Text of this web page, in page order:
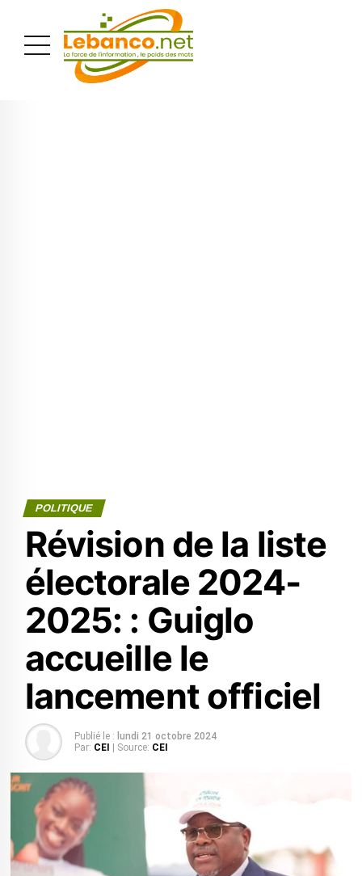
POLITIQUE
Révision de la liste
électorale 2024-
2025: : Guiglo
accueille le
lancement officiel
Publié le : lundi 21 octobre 2024
Par: CEI | Source: CEI